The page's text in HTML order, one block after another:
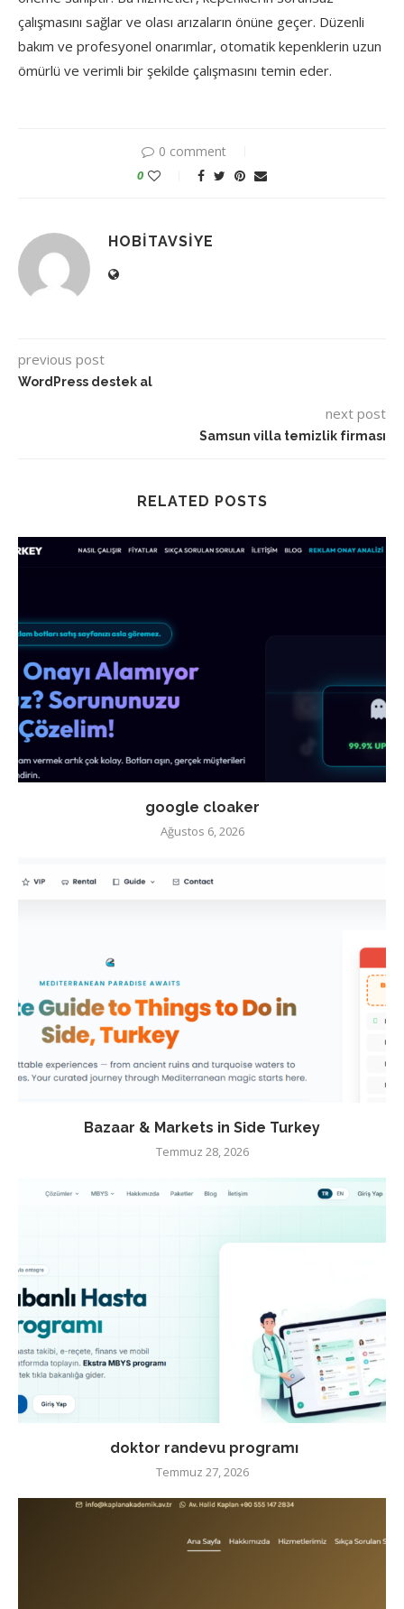
çalışmasını sağlar ve olası arızaların önüne geçer. Düzenli
bakım ve profesyonel onarımlar, otomatik kepenklerin uzun
ömürlü ve verimli bir şekilde çalışmasını temin eder.
0 comment
0
HOBITAVSIYE
previous post
WordPress destek al
next post
Samsun villa temizlik firması
RELATED POSTS
google cloaker
Ağustos 6, 2026
Bazaar & Markets in Side Turkey
Temmuz 28, 2026
doktor randevu programı
Temmuz 27, 2026